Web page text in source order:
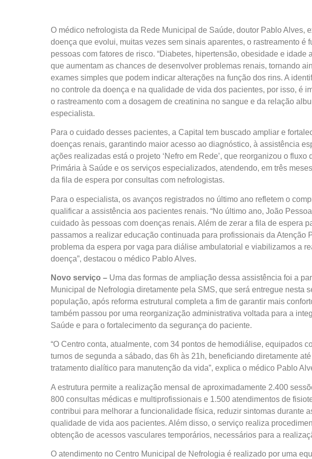
O médico nefrologista da Rede Municipal de Saúde, doutor Pablo Alves,
doença que evolui, muitas vezes sem sinais aparentes, o rastreamento é
pessoas com fatores de risco. “Diabetes, hipertensão, obesidade e idade
que aumentam as chances de desenvolver problemas renais, tornando
exames simples que podem indicar alterações na função dos rins. A
no controle da doença e na qualidade de vida dos pacientes, por isso, é
o rastreamento com a dosagem de creatinina no sangue e da relação
especialista.
Para o cuidado desses pacientes, a Capital tem buscado ampliar e
doenças renais, garantindo maior acesso ao diagnóstico, à assistência
ações realizadas está o projeto ‘Nefro em Rede’, que reorganizou o fluxo
Primária à Saúde e os serviços especializados, atendendo, em três
da fila de espera por consultas com nefrologistas.
Para o especialista, os avanços registrados no último ano refletem o
qualificar a assistência aos pacientes renais. “No último ano, João
cuidado às pessoas com doenças renais. Além de zerar a fila de espera
passamos a realizar educação continuada para profissionais da Atenção
problema da espera por vaga para diálise ambulatorial e viabilizamos a
doença”, destacou o médico Pablo Alves.
Novo serviço – Uma das formas de ampliação dessa assistência foi a
Municipal de Nefrologia diretamente pela SMS, que será entregue nesta
população, após reforma estrutural completa a fim de garantir mais
também passou por uma reorganização administrativa voltada para a
Saúde e para o fortalecimento da segurança do paciente.
“O Centro conta, atualmente, com 34 pontos de hemodiálise, equipados
turnos de segunda a sábado, das 6h às 21h, beneficiando diretamente
tratamento dialítico para manutenção da vida”, explica o médico Pablo
A estrutura permite a realização mensal de aproximadamente 2.400
800 consultas médicas e multiprofissionais e 1.500 atendimentos de
contribui para melhorar a funcionalidade física, reduzir sintomas durante
qualidade de vida aos pacientes. Além disso, o serviço realiza
obtenção de acessos vasculares temporários, necessários para a
O atendimento no Centro Municipal de Nefrologia é realizado por uma